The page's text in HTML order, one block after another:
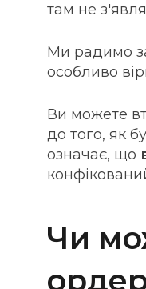
там не
Ми радимо
особливо
Ви можете
до того, як
означає, що
Чи